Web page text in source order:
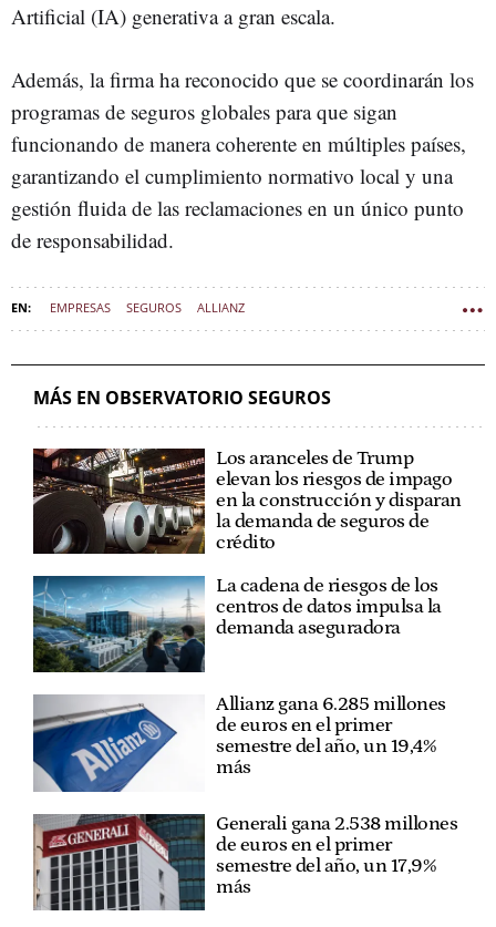
Artificial (IA) generativa a gran escala.
Además, la firma ha reconocido que se coordinarán los
programas de seguros globales para que sigan
funcionando de manera coherente en múltiples países,
garantizando el cumplimiento normativo local y una
gestión fluida de las reclamaciones en un único punto
de responsabilidad.
EMPRESAS SEGUROS ALLIANZ
MÁS EN OBSERVATORIO SEGUROS
Los aranceles de Trump
elevan los riesgos de impago
en la construcción y disparan
la demanda de seguros de
crédito
La cadena de riesgos de los
centros de datos impulsa la
demanda aseguradora
Allianz gana 6.285 millones
de euros en el primer
semestre del año, un 19,4%
más
Generali gana 2.538 millones
de euros en el primer
semestre del año, un 17,9%
más